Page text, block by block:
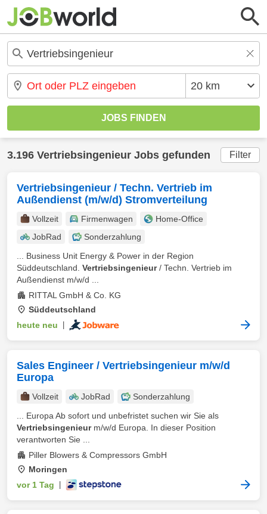
3.196 Vertriebsingenieur Jobs gefunden Filter
Vertriebsingenieur / Techn. Vertrieb im
Außendienst (m/w/d) Stromverteilung
Vollzeit Firmenwagen
Home-Office
JobRad
Sonderzahlung
... Business Unit Energy & Power in der Region
Süddeutschland. Vertriebsingenieur/ Techn. Vertrieb im
Außendienst m/w/d ...
RITTAL GmbH & Co. KG
Süddeutschland
heute neu
Sales Engineer / Vertriebsingenieur m/w/d
Europa
Vollzeit JobRad
Sonderzahlung
... Europa Ab sofort und unbefristet suchen wir Sie als
Vertriebsingenieurm/w/d Europa. In dieser Position
verantworten Sie ...
Piller Blowers & Compressors GmbH
Moringen
vor 1 Tag